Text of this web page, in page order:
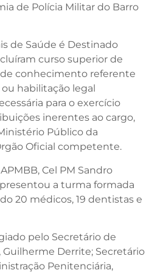
de Polícia Militar do Barro
de Saúde é Destinado
curso superior de
de conhecimento referente
habilitação legal
para o exercício
inerentes ao cargo,
Público da
Oficial competente.
Cel PM Sandro
a turma formada
20 médicos, 19 dentistas e
pelo Secretário de
Guilherme Derrite; Secretário
Penitenciária,